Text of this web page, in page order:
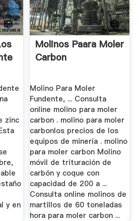
zinc
y en
Molinos Paara Moler
Carbon
Molino Para Moler
Fundente, ... Consulta
online molino para moler
carbon . molino para moler
carbonlos precios de los
equipos de minería . molino
para moler carbon Molino
móvil de trituración de
carbón y coque con
capacidad de 200 a ...
Consulta online molinos de
martillos de 60 toneladas
hora para moler carbon ...